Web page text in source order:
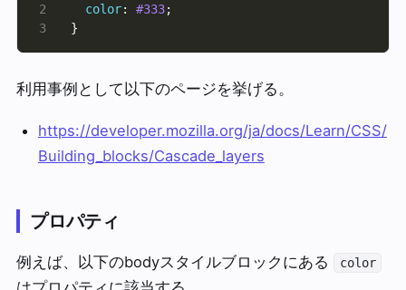
3
color: #333
}
利用事例として以下のページを挙げる。
https://developer.mozilla.org/ja/docs/Learn/CSS/
Building_blocks/Cascade_layers
プロパティ
例えば、以下のbodyスタイルブロックにある color